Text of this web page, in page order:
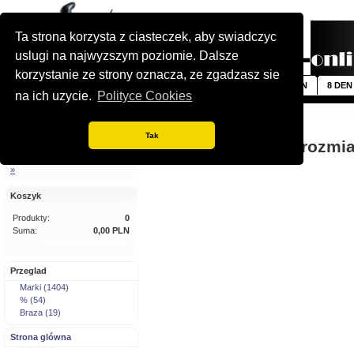
Ta strona korzysta z ciasteczek, aby swiadczyc
uslugi na najwyzszym poziomie. Dalsze
korzystanie ze strony oznacza, ze zgadzasz sie
na ich uzycie. Polityce Cookies
Tak
7 DEN 8 DEN
Szybkie wyszukiwanie
»
Koszyk
Produkty:
0
Suma:
0,00 PLN
Przeglad
Marki (1404)
% (54)
Braza (19)
Strona glówna
Jestes tutaj:Strona glówna
Rajstopy w dużych